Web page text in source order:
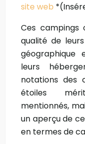
site web
Ces
qualité de
géographique
leurs
notations des
étoiles
mentionnés,
un aperçu de
en termes de